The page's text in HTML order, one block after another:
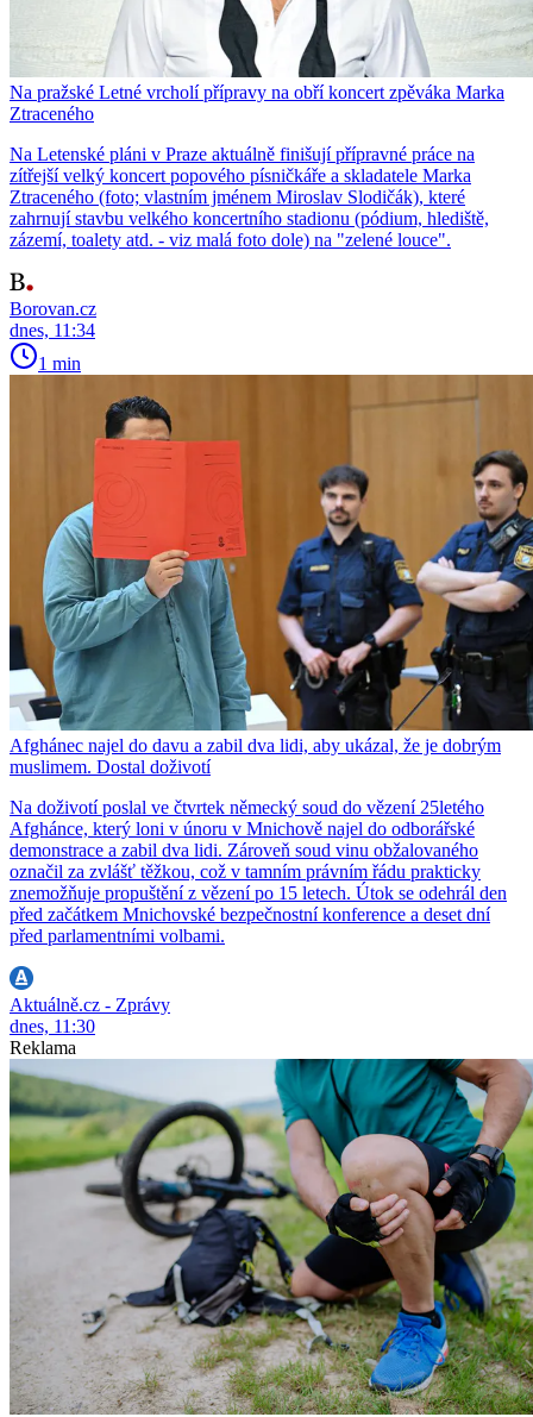
Na pražské Letné vrcholí přípravy na obří koncert zpěváka Marka
Ztraceného
Na Letenské pláni v Praze aktuálně finišují přípravné práce na
zítřejší velký koncert popového písničkáře a skladatele Marka
Ztraceného (foto; vlastním jménem Miroslav Slodičák), které
zahrnují stavbu velkého koncertního stadionu (pódium, hlediště,
zázemí, toalety atd. - viz malá foto dole) na "zelené louce".
Borovan.cz
dnes, 11:34
1 min
Afghánec najel do davu a zabil dva lidi, aby ukázal, že je dobrým
muslimem. Dostal doživotí
Na doživotí poslal ve čtvrtek německý soud do vězení 25letého
Afghánce, který loni v únoru v Mnichově najel do odborářské
demonstrace a zabil dva lidi. Zároveň soud vinu obžalovaného
označil za zvlášť těžkou, což v tamním právním řádu prakticky
znemožňuje propuštění z vězení po 15 letech. Útok se odehrál den
před začátkem Mnichovské bezpečnostní konference a deset dní
před parlamentními volbami.
Aktuálně.cz - Zprávy
dnes, 11:30
Reklama